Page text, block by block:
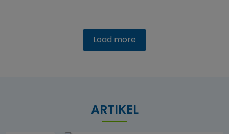
Load more
ARTIKEL